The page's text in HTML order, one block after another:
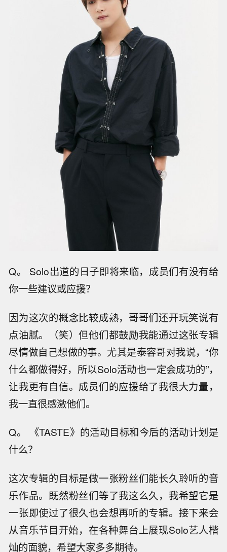
Q。 Solo出道的日子即将来临，成员们有没有给
你一些建议或应援？
因为这次的概念比较成熟，哥哥们还开玩笑说有
点油腻。（笑）但他们都鼓励我能通过这张专辑
尽情做自己想做的事。尤其是泰容哥对我说，“你
什么都做得好，所以Solo活动也一定会成功的”，
让我更有自信。成员们的应援给了我很大力量，
我一直很感激他们。
Q。 《TASTE》的活动目标和今后的活动计划是
什么？
这次专辑的目标是做一张粉丝们能长久聆听的音
乐作品。既然粉丝们等了我这么久，我希望它是
一张即使过了很久也会想再听的专辑。接下来会
从音乐节目开始，在各种舞台上展现Solo艺人楷
灿的面貌，希望大家多多期待。